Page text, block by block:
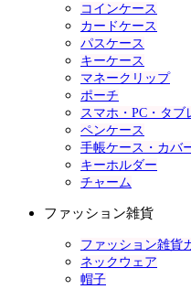
コインケース
カードケース
パスケース
キーケース
マネークリップ
ポーチ
スマホ・PC・タブ
ペンケース
手帳ケース・カバ
キーホルダー
チャーム
ファッション雑貨
ファッション雑貨
ネックウェア
帽子